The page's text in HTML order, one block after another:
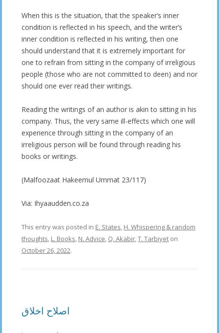
When this is the situation, that the speaker’s inner
condition is reflected in his speech, and the writer’s
inner condition is reflected in his writing, then one
should understand that it is extremely important for
one to refrain from sitting in the company of irreligious
people (those who are not committed to deen) and nor
should one ever read their writings.
Reading the writings of an author is akin to sitting in his
company. Thus, the very same ill-effects which one will
experience through sitting in the company of an
irreligious person will be found through reading his
books or writings.
(Malfoozaat Hakeemul Ummat 23/117)
Via: Ihyaaudden.co.za
This entry was posted in E. States, H. Whispering & random
thoughts, L. Books, N. Advice, Q. Akabir,T. Tarbiyet on
October 26, 2022.
اصلاح اخلاق